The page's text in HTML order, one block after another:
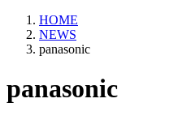
HOME
NEWS
panasonic
panasonic